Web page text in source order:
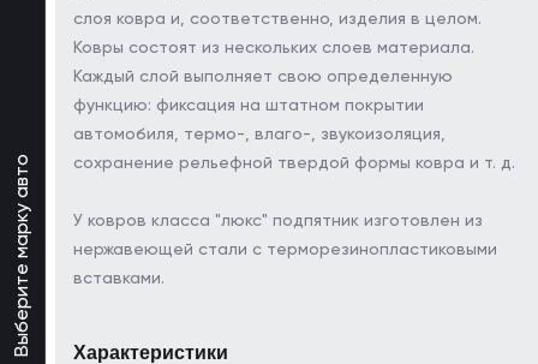
Выберите марку авто
слоя ковра и, соответственно, изделия в целом.
Ковры состоят из нескольких слоев материала.
Каждый слой выполняет свою определенную
функцию: фиксация на штатном покрытии
автомобиля, термо-, влаго-, звукоизоляция,
сохранение рельефной твердой формы ковра и т. д.
У ковров класса "люкс" подпятник изготовлен из
нержавеющей стали с терморезинопластиковыми
вставками.
Характеристики